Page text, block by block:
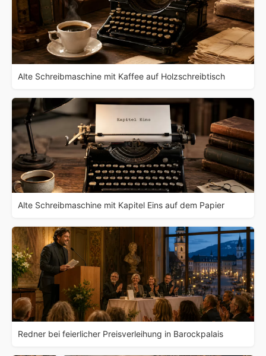
Alte Schreibmaschine mit Kaffee auf Holzschreibtisch
Alte Schreibmaschine mit Kapitel Eins auf dem Papier
Redner bei feierlicher Preisverleihung in Barockpalais